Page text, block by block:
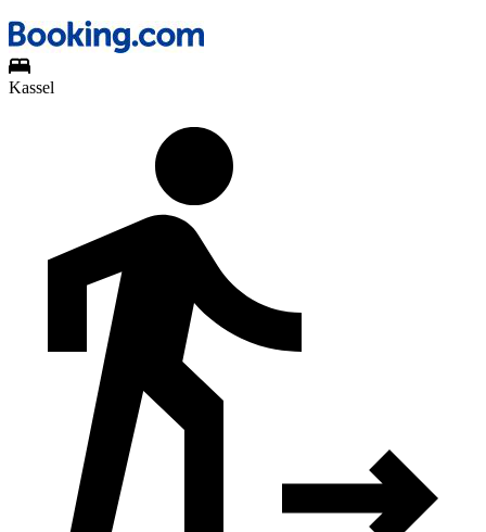
Kassel